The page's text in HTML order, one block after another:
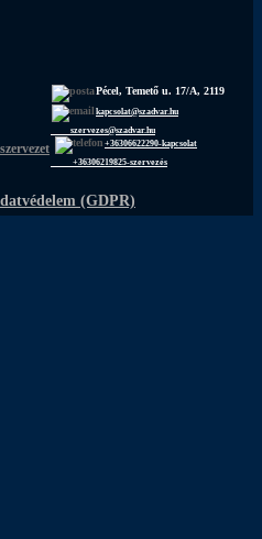
Pécel, Temető u. 17/A, 2119
kapcsolat@szadvar.hu
szervezes@szadvar.hu
+36306622290-kapcsolat
+36306219825-szervezés
(GDPR)